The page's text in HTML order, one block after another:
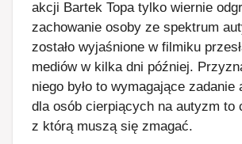
akcji Bartek Topa tylko wiernie
zachowanie osoby ze spektrum
zostało wyjaśnione w filmiku
mediów w kilka dni później.
niego było to wymagające
dla osób cierpiących na autyzm to
z którą muszą się zmagać.